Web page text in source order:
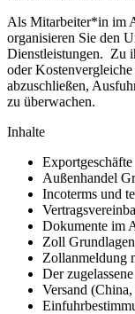
Als Mitarbeiter*in im
organisieren Sie den
Dienstleistungen. Zu
oder
abzuschließen,
zu überwachen.
Inhalte
Exportgeschäfte
Außenhandel
Incoterms und
Dokumente im
Zoll Grundlagen
Zollanmeldung
Der
Versand